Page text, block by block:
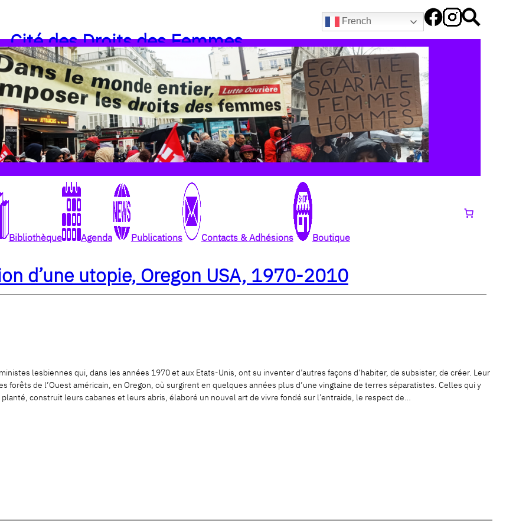
French
Cité des Droits des Femmes
Bibliothèque Agenda Publications Contacts & Adhésions Boutique
d’une utopie, Oregon USA, 1970-2010
lesbiennes qui, dans les années 1970 et aux Etats-Unis, ont su inventer d’autres façons d’habiter, de subsister, de créer. Leur
forêts de l’Ouest américain, en Oregon, où surgirent en quelques années plus d’une vingtaine de terres séparatistes. Celles qui y
construit leurs cabanes et leurs abris, élaboré un nouvel art de vivre fondé sur l’entraide, le respect de…